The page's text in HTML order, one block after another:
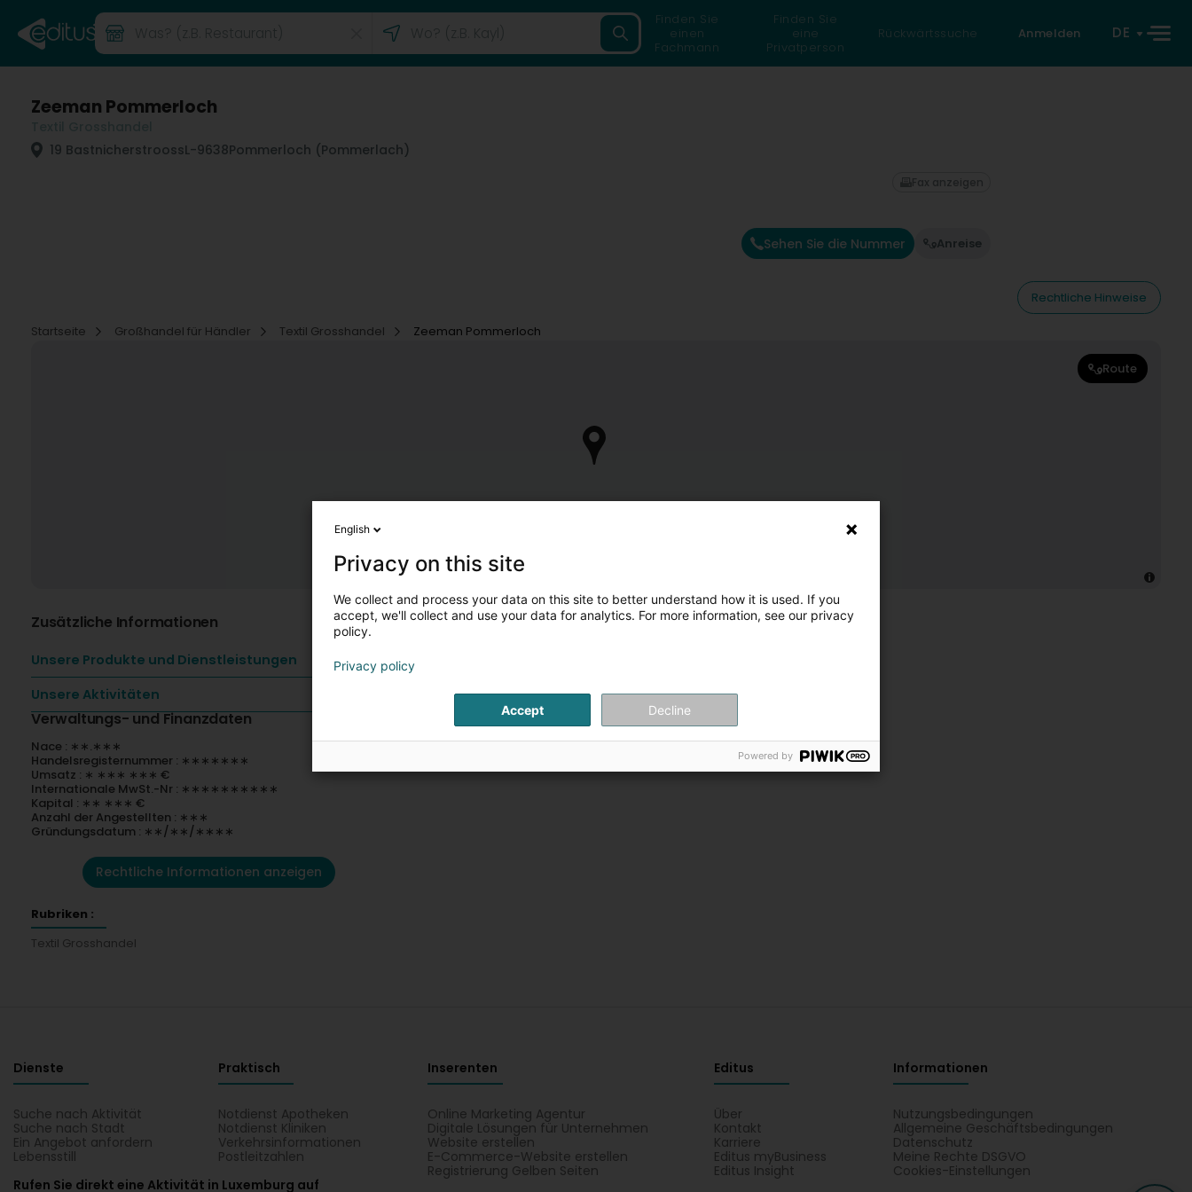
Finden Sie
einen
Fachmann
Finden Sie
eine
Privatperson
Rückwärtssuche Anmelden DE
Zeeman Pommerloch
19 BastnicherstroossL-9638Pommerloch (Pommerlach)
Sehen Sie die Nummer Anreise
Fax anzeigen
Rechtliche Hinweise
Startseite
Großhandel für Händler Textil Grosshandel Zeeman Pommerloch
Route
Zusätzliche Informationen
Unsere Produkte und Dienstleistungen
Unsere Aktivitäten
Verwaltungs- und Finanzdaten
Nace : ∗∗.∗∗∗
Handelsregisternummer : ∗∗∗∗∗∗∗
Umsatz : ∗ ∗∗∗ ∗∗∗ €
Internationale MwSt.-Nr : ∗∗∗∗∗∗∗∗∗∗
Kapital : ∗∗ ∗∗∗ €
Anzahl der Angestellten : ∗∗∗
Gründungsdatum : ∗∗/∗∗/∗∗∗∗
Rechtliche Informationen anzeigen
Rubriken :
Textil Grosshandel
Dienste
Suche nach Aktivität
Suche nach Stadt
Ein Angebot anfordern
Lebensstill
Praktisch
Notdienst Apotheken
Notdienst Kliniken
Verkehrsinformationen
Postleitzahlen
Inserenten
Online Marketing Agentur
Digitale Lösungen für Unternehmen
Website erstellen
E-Commerce-Website erstellen
Registrierung Gelben Seiten
Editus
Über
Kontakt
Karriere
Editus myBusiness
Editus Insight
Informationen
Nutzungsbedingungen
Allgemeine Geschäftsbedingungen
Datenschutz
Meine Rechte DSGVO
Cookies-Einstellungen
Rufen Sie direkt eine Aktivität in Luxemburg auf
English
Privacy on this site
We collect and process your data on this site to better understand how it is used. If you
accept, we'll collect and use your data for analytics. For more information, see our privacy
policy.
Privacy policy
Accept Decline
Powered by